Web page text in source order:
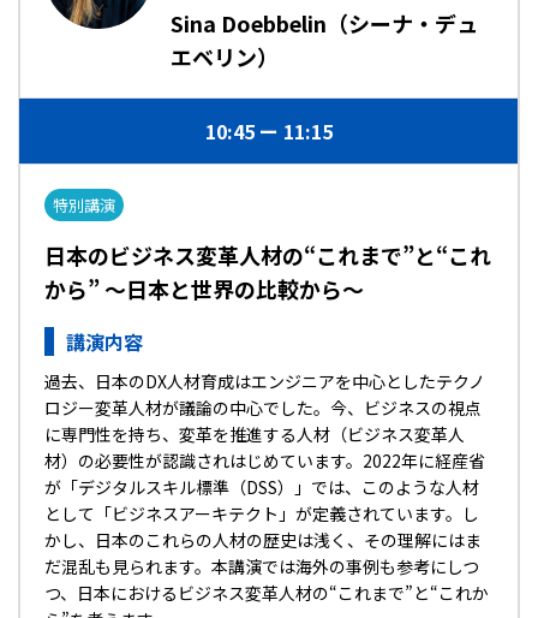
Sina Doebbelin（シーナ・デュ
エベリン）
10:45 11:15
特別講演
日本のビジネス変革人材の“これまで”と“これ
から” ～日本と世界の比較から～
講演内容
過去、日本のDX人材育成はエンジニアを中心としたテクノ
ロジー変革人材が議論の中心でした。今、ビジネスの視点
に専門性を持ち、変革を推進する人材（ビジネス変革人
材）の必要性が認識されはじめています。2022年に経産省
が「デジタルスキル標準（DSS）」では、このような人材
として「ビジネスアーキテクト」が定義されています。し
かし、日本のこれらの人材の歴史は浅く、その理解にはま
だ混乱も見られます。本講演では海外の事例も参考にしつ
つ、日本におけるビジネス変革人材の“これまで”と“これか